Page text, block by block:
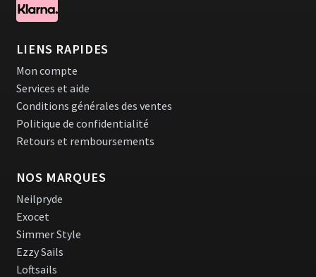
LIENS RAPIDES
Mon compte
Services et aide
Conditions générales des ventes
Politique de confidentialité
Retours et remboursements
NOS MARQUES
Neilpryde
Exocet
Simmer Style
Ezzy Sails
Loftsails